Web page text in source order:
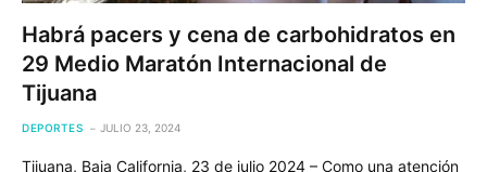
Habrá pacers y cena de carbohidratos en
29 Medio Maratón Internacional de
Tijuana
DEPORTES JULIO 23, 2024
Tijuana, Baja California, 23 de julio 2024 – Como una atención